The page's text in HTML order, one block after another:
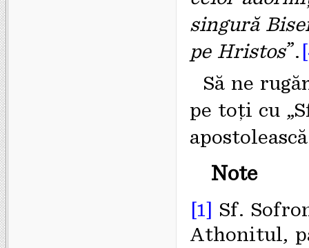
singură
pe Hristos”.
Să ne
pe toți cu
Note
[1] Sf.
Athonitul,